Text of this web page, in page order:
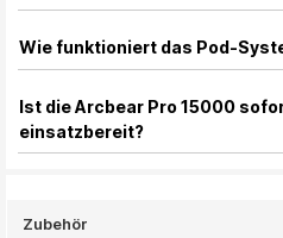
Wie funktioniert das Pod-
Ist die Arcbear Pro 15000
einsatzbereit?
Zubehör